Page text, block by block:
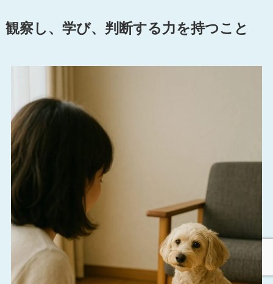
観察し、学び、判断する力を持つこと